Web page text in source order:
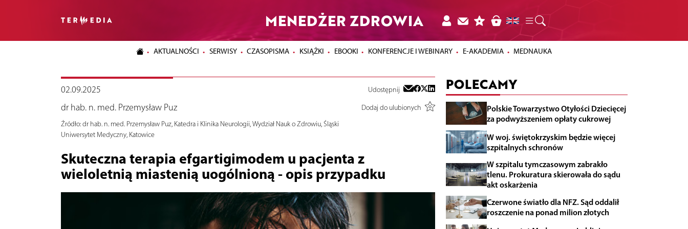
MENEDŻER ZDROWIA
AKTUALNOŚCI SERWISY CZASOPISMA KSIĄŻKI EBOOKI KONFERENCJE I WEBINARY E-AKADEMIA MEDNAUKA
02.09.2025 Udostępnij
dr hab. n. med. Przemysław Puz
Dodaj do ulubionych
Źródło:dr hab. n. med. Przemysław Puz, Katedra i Klinika Neurologii, Wydział Nauk o Zdrowiu, Śląski
Uniwersytet Medyczny, Katowice
Skuteczna terapia efgartigimodem u pacjenta z
wieloletnią miastenią uogólnioną - opis przypadku
POLECAMY
Polskie Towarzystwo Otyłości Dziecięcej
za podwyższeniem opłaty cukrowej
W woj. świętokrzyskim będzie więcej
szpitalnych schronów
W szpitalu tymczasowym zabrakło
tlenu. Prokuratura skierowała do sądu
akt oskarżenia
Czerwone światło dla NFZ. Sąd oddalił
roszczenie na ponad milion złotych